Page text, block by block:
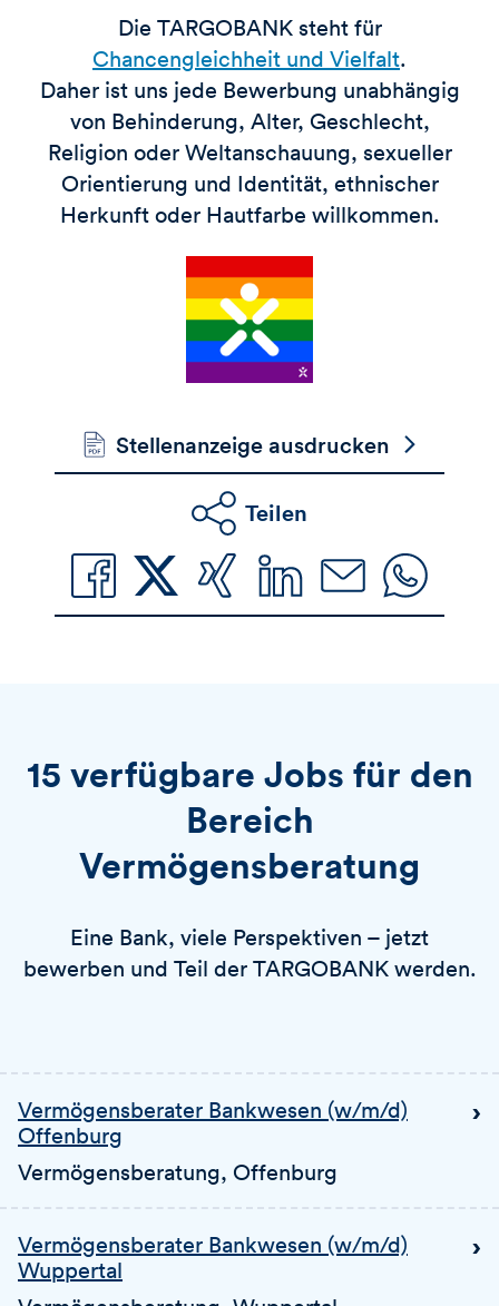
Die TARGOBANK steht für
Chancengleichheit und Vielfalt.
Daher ist uns jede Bewerbung unabhängig
von Behinderung, Alter, Geschlecht,
Religion oder Weltanschauung, sexueller
Orientierung und Identität, ethnischer
Herkunft oder Hautfarbe willkommen.
Stellenanzeige ausdrucken
Teilen
15 verfügbare Jobs für den
Bereich
Vermögensberatung
Eine Bank, viele Perspektiven – jetzt
bewerben und Teil der TARGOBANK werden.
Vermögensberater Bankwesen (w/m/d)
Offenburg
Vermögensberatung, Offenburg
Vermögensberater Bankwesen (w/m/d)
Wuppertal